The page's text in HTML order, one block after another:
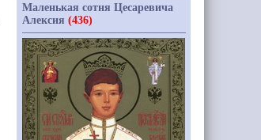
Маленькая сотня Цесаревича
Алексия (436)